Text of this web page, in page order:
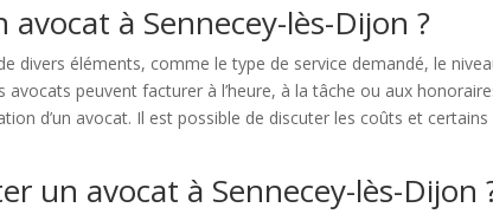
à Sennecey-lès-Dijon ?
divers éléments, comme le type de service demandé, le
peuvent facturer à l’heure, à la tâche ou aux
d’un avocat. Il est possible de discuter les coûts et
un avocat à Sennecey-lès-Dijon